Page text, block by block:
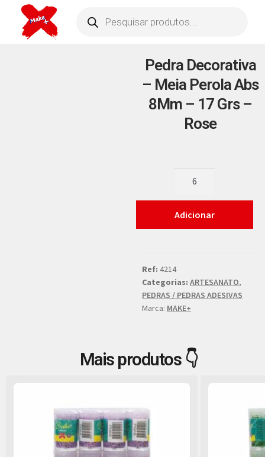
Pedra Decorativa
– Meia Perola Abs
8Mm – 17 Grs –
Rose
Adicionar
Ref: 4214
Categorias: ARTESANATO,
PEDRAS / PEDRAS ADESIVAS
Marca: MAKE+
Mais produtos 👇